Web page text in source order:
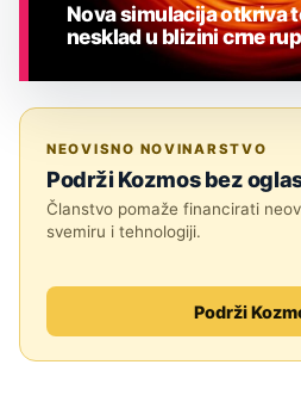
Nova simulacija otkriva
nesklad u blizini crne
NEOVISNO NOVINARSTVO
Podrži Kozmos bez
Članstvo pomaže financirati
svemiru i tehnologiji.
Podrži